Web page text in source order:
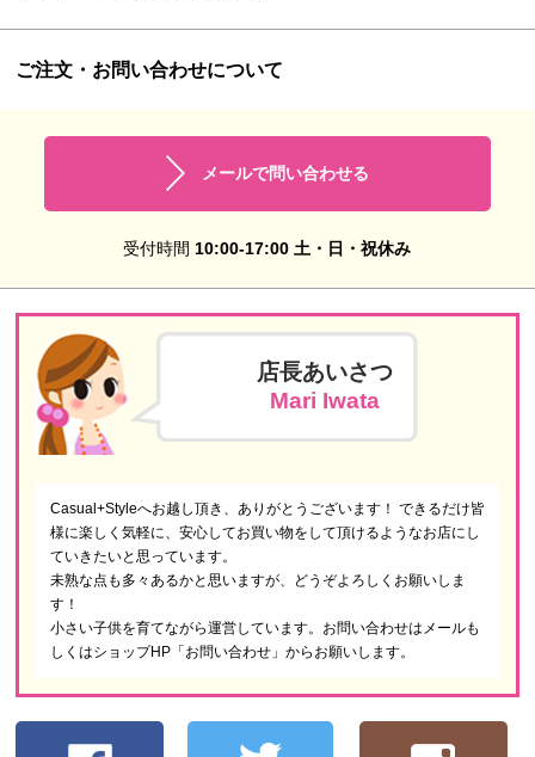
ご注文・お問い合わせについて
メールで問い合わせる
受付時間 10:00-17:00 土・日・祝休み
店長あいさつ
Mari Iwata
Casual+Styleへお越し頂き、ありがとうございます！ できるだけ皆
様に楽しく気軽に、安心してお買い物をして頂けるようなお店にし
ていきたいと思っています。
未熟な点も多々あるかと思いますが、どうぞよろしくお願いしま
す！
小さい子供を育てながら運営しています。お問い合わせはメールも
しくはショップHP「お問い合わせ」からお願いします。